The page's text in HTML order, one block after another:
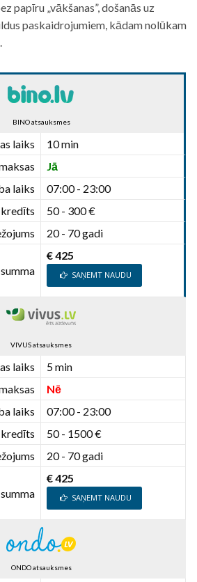
papīru „vākšanas”, došanās uz
paskaidrojumiem, kādam nolūkam
BINO atsauksmes
laiks
10 min
Jā
laiks
07:00 - 23:00
50 - 300 €
20 - 70 gadi
€ 425
SAŅEMT NAUDU
VIVUS atsauksmes
laiks
5 min
Nē
laiks
07:00 - 23:00
50 - 1500 €
20 - 70 gadi
€ 425
SAŅEMT NAUDU
ONDO atsauksmes